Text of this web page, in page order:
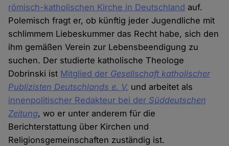
römisch-katholischen Kirche in Deutschland auf.
Polemisch fragt er, ob künftig jeder Jugendliche mit
schlimmem Liebeskummer das Recht habe, sich den
ihm gemäßen Verein zur Lebensbeendigung zu
suchen. Der studierte katholische Theologe
Dobrinski ist Mitglied der Gesellschaft katholischer
Publizisten Deutschlands e. V. und arbeitet als
innenpolitischer Redakteur bei der Süddeutschen
Zeitung, wo er unter anderem für die
Berichterstattung über Kirchen und
Religionsgemeinschaften zuständig ist.